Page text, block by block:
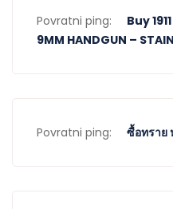
Povratni ping:
Buy
9MM HANDGUN –
Povratni ping: ซื้อทราย